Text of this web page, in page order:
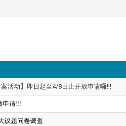
活动】即日起至4/8日止开放申请囉!!!
申请!!!
议题问卷调查